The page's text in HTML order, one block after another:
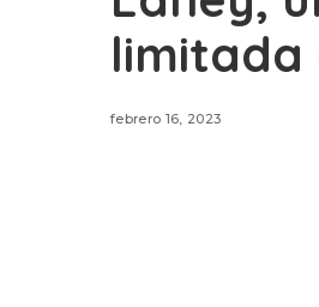
limitada
febrero 16, 2023